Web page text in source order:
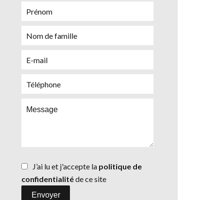
J’ai lu et j'accepte la politique de
confidentialitéde ce site
Envoyer